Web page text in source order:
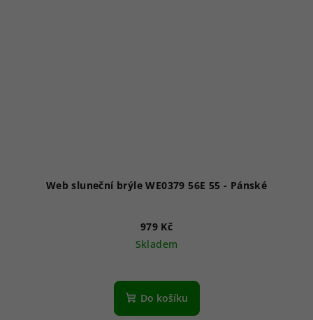
Web sluneční brýle WE0379 56E 55 - Pánské
979 Kč
Skladem
Do košíku